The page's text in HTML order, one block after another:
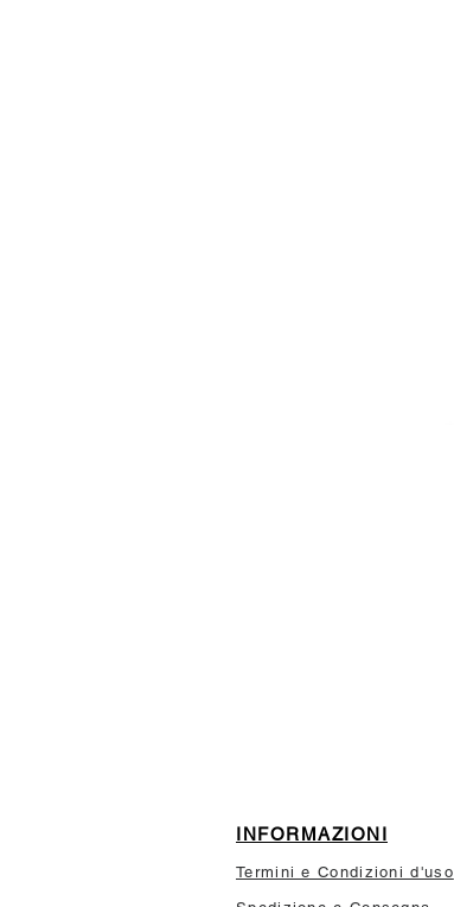
INFORMAZIONI
Termini e Condizioni d'uso